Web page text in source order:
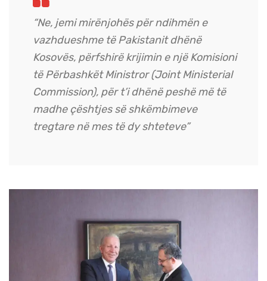
“Ne, jemi mirënjohës për ndihmën e
vazhdueshme të Pakistanit dhënë
Kosovës, përfshirë krijimin e një Komisioni
të Përbashkët Ministror (Joint Ministerial
Commission), për t’i dhënë peshë më të
madhe çështjes së shkëmbimeve
tregtare në mes të dy shteteve”